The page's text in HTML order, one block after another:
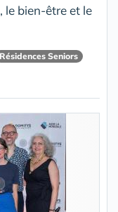
le bien-être et le
Résidences Seniors